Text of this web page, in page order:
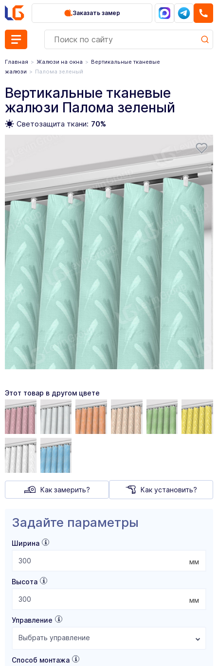
Заказать замер
Главная Жалюзи на окна
Вертикальные тканевые
жалюзи
Палома зеленый
Вертикальные тканевые
жалюзи Палома зеленый
Светозащита ткани: 70%
Этот товар в другом цвете
Как замерить? Как установить?
Задайте параметры
Ширина
мм
Высота
мм
Управление
Выбрать управление
Способ монтажа